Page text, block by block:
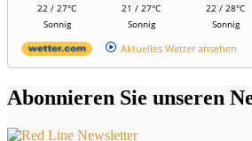
22 / 27°C
Sonnig
21 / 27°C
Sonnig
22 / 28°C
Sonnig
Aktuelles Wetter ansehen
Abonnieren Sie unseren